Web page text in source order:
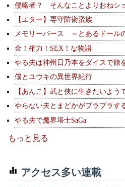
侵略者？ そんなことよりおねシ
【エター】専守防衛蛮族
メモリーバース ～とあるドール
金！権力！SEX！な物語
やる夫は神州日乃本をダイスで旅
僕とユウキの異世界紀行
【あんこ】武と侠に生きたいよう
やらない夫とまどかがブラブラす
やる夫で魔界塔士SaGa
もっと見る
アクセス多い連載